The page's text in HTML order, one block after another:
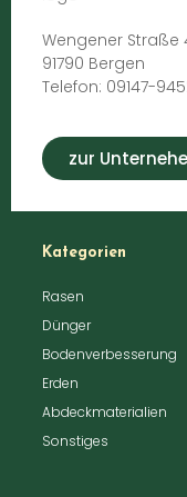
Wengener Straße
91790 Bergen
Telefon: 09147-
zur
Kategorien
Rasen
Dünger
Bodenverbesserung
Erden
Abdeckmaterialien
Sonstiges